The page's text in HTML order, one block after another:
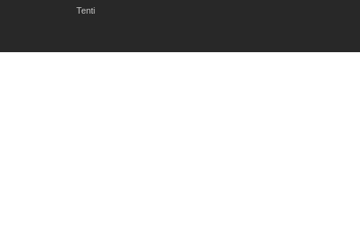
Tenti